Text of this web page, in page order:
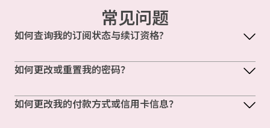
常见问题
如何查询我的订阅状态与续订资格?
如何更改或重置我的密码？
如何更改我的付款方式或信用卡信息？